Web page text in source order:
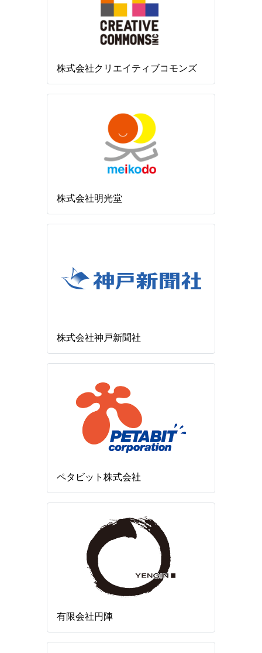
株式会社クリエイティブコモンズ
株式会社明光堂
株式会社神戸新聞社
ペタビット株式会社
有限会社円陣